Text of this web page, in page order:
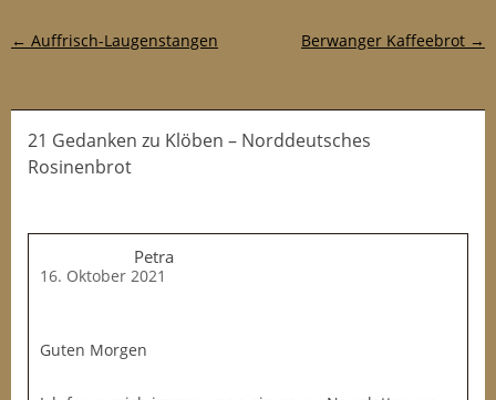
Post-Navigation
← Auffrisch-Laugenstangen Berwanger Kaffeebrot →
21 Gedanken zu Klöben – Norddeutsches
Rosinenbrot
Petra
16. Oktober 2021
Guten Morgen